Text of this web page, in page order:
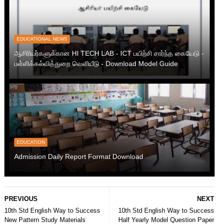
EDUCATIONAL NEWS
ஆசிரியர்களுக்கான HI TECH LAB - ICT பயிற்சி சார்ந்த கையேடு -
பள்ளிக்கல்வித்துறை வெளியீடு - Download Model Guide
EDUCATION
Admission Daily Report Format Download
NEXT
10th Std English Way to Success
Half Yearly Model Question Paper
PREVIOUS
10th Std English Way to Success
New Pattern Study Materials